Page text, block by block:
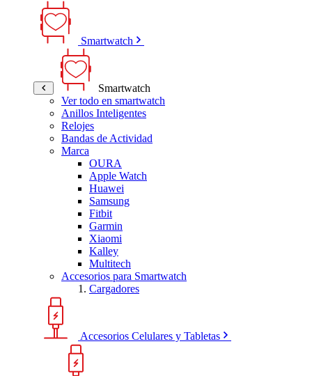
Smartwatch
Smartwatch
Ver todo en smartwatch
Anillos Inteligentes
Relojes
Bandas de Actividad
Marca
OURA
Apple Watch
Huawei
Samsung
Fitbit
Garmin
Xiaomi
Kalley
Multitech
Accesorios para Smartwatch
Cargadores
Accesorios Celulares y Tabletas